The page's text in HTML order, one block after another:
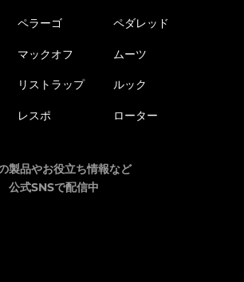
ペラーゴ ペダレッド
マックオフ ムーツ
リストラップ ルック
レスポ ローター
製品やお役立ち情報など
公式SNSで配信中